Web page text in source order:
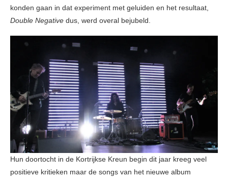
konden gaan in dat experiment met geluiden en het resultaat,
Double Negative dus, werd overal bejubeld.
Hun doortocht in de Kortrijkse Kreun begin dit jaar kreeg veel
positieve kritieken maar de songs van het nieuwe album